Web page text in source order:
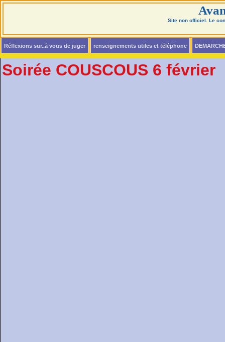
Site non officiel. Le
Réflexions sur..à vous de juger renseignements utiles et téléphone
Soirée COUSCOUS 6 février